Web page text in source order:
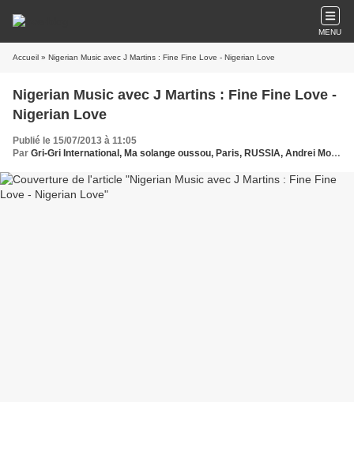
MENU
Accueil » Nigerian Music avec J Martins : Fine Fine Love - Nigerian Love
Nigerian Music avec J Martins : Fine Fine Love -
Nigerian Love
Publié le 15/07/2013 à 11:05
Par Gri-Gri International, Ma solange oussou, Paris, RUSSIA, Andrei Molodkin, Art Paris,Nigerian Music, Ekuro , Davido